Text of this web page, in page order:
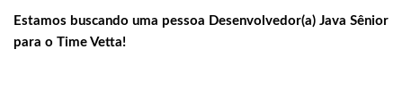
Estamos buscando uma pessoa Desenvolvedor(a) Java Sênior
para o Time Vetta!